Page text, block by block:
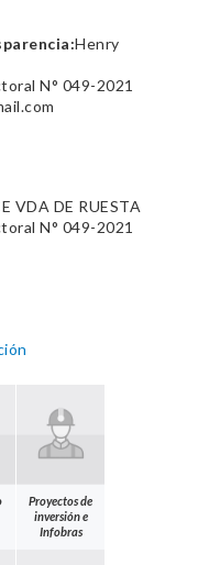
Henry
N° 049-2021
VDA DE RUESTA
N° 049-2021
Proyectos de
inversión e
Infobras